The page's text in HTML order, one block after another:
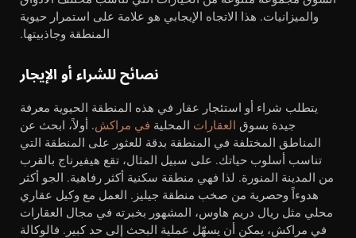
والميزانيات. هذا الاتجاه الإيجابي هو علامة على استمرار حيوية
المنطقة وجاذبيتها.
نصائح للشراء أو الإيجار
يتطلب شراء أو استئجار عقار في هذه المنطقة الحيوية معرفة
جيدة بسوق العقارات المحلية في مراكش. أولاً، ابحث عن
المناطق المختلفة في المنطقة بدقة للعثور على المنطقة التي
تناسب أسلوب حياتك. على سبيل المثال، تقع هيفيرناج بالقرب
من المدينة المنورة. لذا فهي منطقة سكنية أكثر رفاهية. الجو أكثر
هدوءاً وحصرية من صخب منطقة جيليز. العمل مع وكيل عقاري
محلي مثل ريال دريم هاوس، المشهور بخبرته في مجال العقارات
في مراكش، يمكن أن يسهّل عملية البحث إلى حد كبير. فالوكالة